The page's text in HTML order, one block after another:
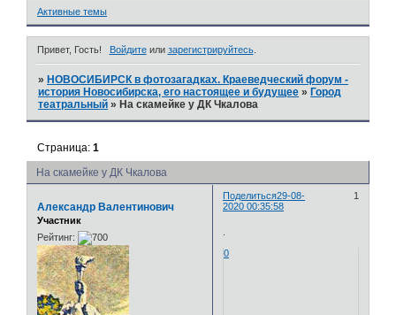
Активные темы
Привет, Гость! Войдитеили зарегистрируйтесь.
» НОВОСИБИРСК в фотозагадках. Краеведческий форум -
история Новосибирска, его настоящее и будущее » Город
театральный » На скамейке у ДК Чкалова
На скамейке у ДК Чкалова
Страница:1
Поделиться 1
29-08-
2020 00:35:58
Александр Валентинович
Участник
Рейтинг:
0